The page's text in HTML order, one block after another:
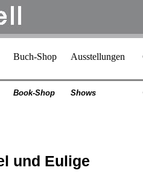
Buch-Shop Ausstellungen
Book-Shop Shows
und Eulige